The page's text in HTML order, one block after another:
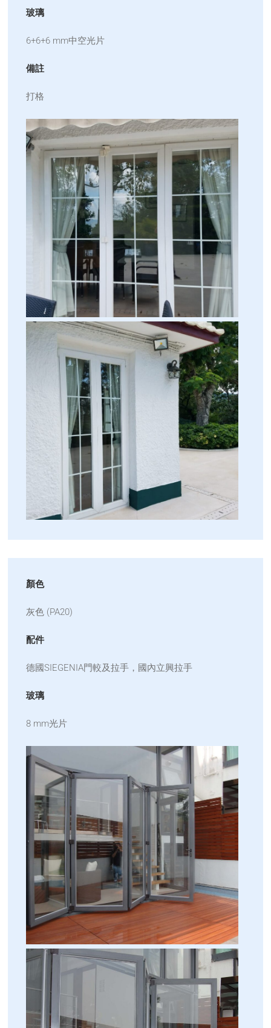
玻璃
6+6+6 mm中空光片
備註
打格
顏色
灰色 (PA20)
配件
德國SIEGENIA門較及拉手，國內立興拉手
玻璃
8 mm光片